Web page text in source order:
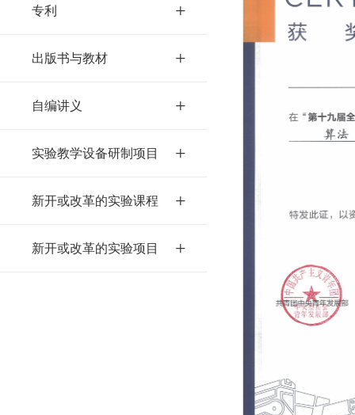
专利 +
出版书与教材 +
自编讲义 +
实验教学设备研制项目 +
新开或改革的实验课程 +
新开或改革的实验项目 +